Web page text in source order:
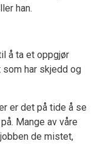
han.
å ta et oppgjør
har skjedd og
er det på tide å se
Mange av våre
de mistet,